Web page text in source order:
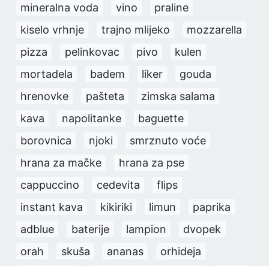
mineralna voda
vino
praline
kiselo vrhnje
trajno mlijeko
mozzarella
pizza
pelinkovac pivo
kulen
mortadela
badem liker
gouda
hrenovke
pašteta
zimska salama
kava
napolitanke
baguette
borovnica
njoki
smrznuto voće
hrana za mačke
hrana za pse
cappuccino
cedevita
flips
instant kava
kikiriki limun
paprika
adblue
baterije lampion
dvopek
orah
skuša ananas
orhideja